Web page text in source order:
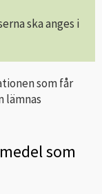
ska anges i
som får
lämnas
som